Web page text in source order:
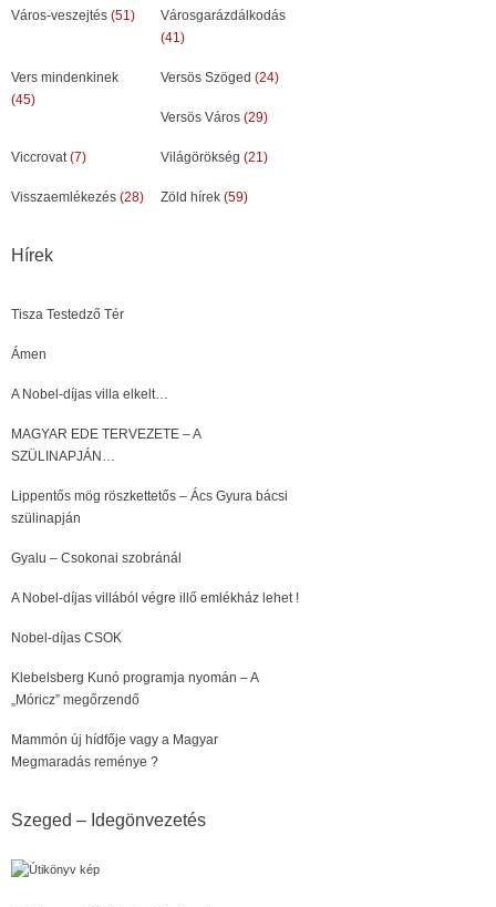
Város-veszejtés (51)
Városgarázdálkodás
(41)
Vers mindenkinek
(45)
Versös Szöged (24)
Versös Város (29)
Viccrovat(7) Világörökség (21)
Visszaemlékezés (28) Zöld hírek (59)
Hírek
Tisza Testedző Tér
Ámen
A Nobel-díjas villa elkelt…
MAGYAR EDE TERVEZETE – A
SZÜLINAPJÁN…
Lippentős mög röszkettetős – Ács Gyura bácsi
szülinapján
Gyalu – Csokonai szobránál
A Nobel-díjas villából végre illő emlékház lehet !
Nobel-díjas CSOK
Klebelsberg Kunó programja nyomán – A
„Móricz” megőrzendő
Mammón új hídfője vagy a Magyar
Megmaradás reménye ?
Szeged – Idegönvezetés